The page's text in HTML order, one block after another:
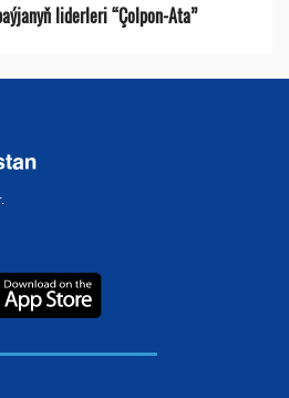
liderleri “Çolpon-Ata”